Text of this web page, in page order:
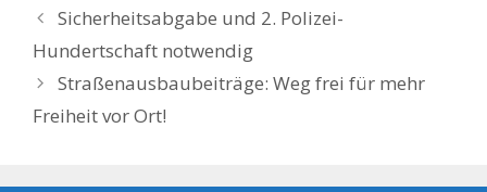
Sicherheitsabgabe und 2. Polizei-
Hundertschaft notwendig
Straßenausbaubeiträge: Weg frei für mehr
Freiheit vor Ort!